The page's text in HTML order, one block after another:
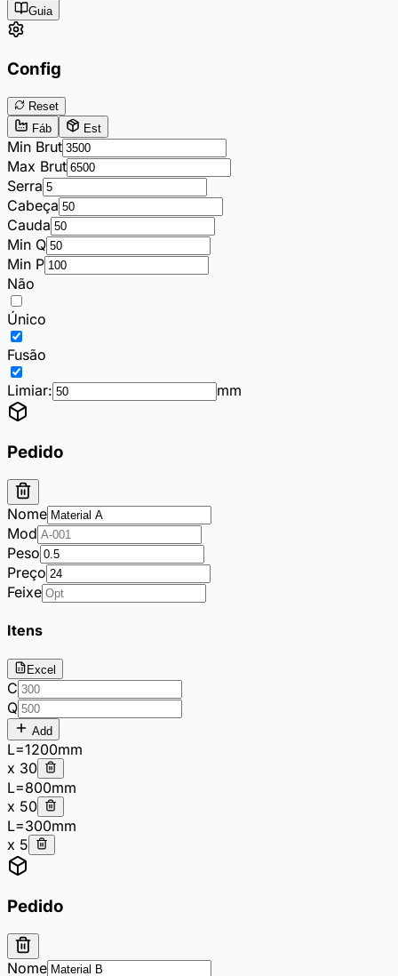
Guia
Config
Reset
Fáb
Est
Min Brut
Max Brut
Serra
Cabeça
Cauda
Min Q
Min P
Não
Único
Fusão
Limiar:
mm
Pedido
Nome
Mod
Peso
Preço
Feixe
Itens
Excel
C
Q
Add
L=1200mm
x 30
L=800mm
x 50
L=300mm
x 5
Pedido
Nome